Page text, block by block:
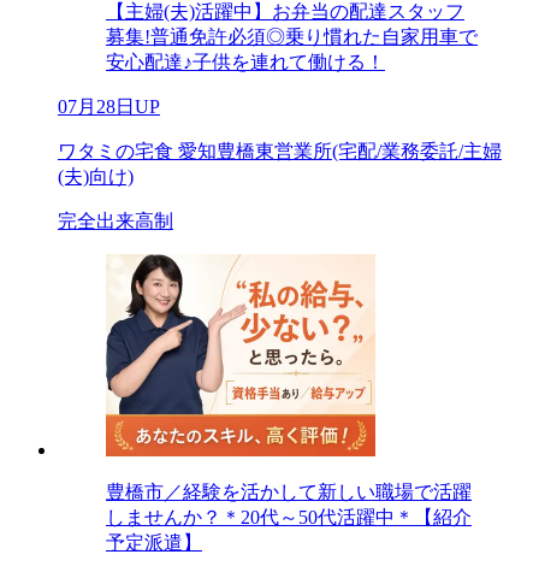
【主婦(夫)活躍中】お弁当の配達スタッフ
募集!普通免許必須◎乗り慣れた自家用車で
安心配達♪子供を連れて働ける！
07月28日UP
ワタミの宅食 愛知豊橋東営業所(宅配/業務委託/主婦
(夫)向け)
完全出来高制
豊橋市／経験を活かして新しい職場で活躍
しませんか？＊20代～50代活躍中＊【紹介
予定派遣】